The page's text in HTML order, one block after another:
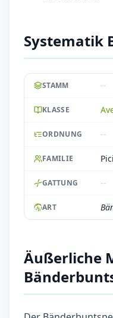
Systematik
STAMM --
KLASSE
ORDNUNG --
FAMILIE
GATTUNG --
ART
Äußerliche